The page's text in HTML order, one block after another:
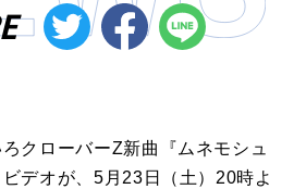
クローバーZ新曲『ムネモシュ
デオが、5月23日（土）20時よ